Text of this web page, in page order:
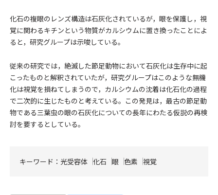
化石の複眼のレンズ構造は石灰化されているが，眼を保護し，視
覚に関わるキチンという物質がカルシウムに置き換ったことによ
ると，研究グループは示唆している。
従来の研究では，絶滅した節足動物において石灰化は生存中に起
こったものと解釈されていたが，研究グループはこのような無機
化は視覚を損ねてしまうので，カルシウムの沈着は化石化の過程
で二次的に生じたものと考えている。この発見は，最古の節足動
物である三葉虫の眼の石灰化についての長年にわたる仮説の再検
討を要するとしている。
キーワード： 光受容体 化石 眼 色素 視覚